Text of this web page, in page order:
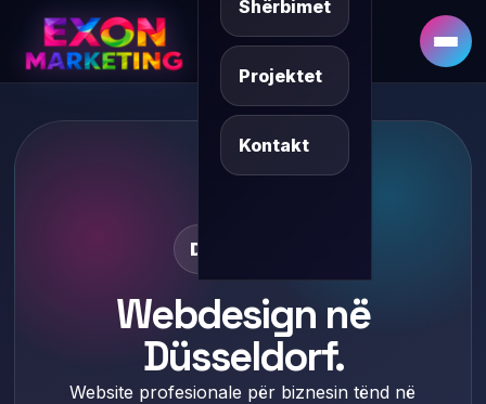
Shërbimet
Projektet
Kontakt
DE SQ/XK
Düsseldorf
Webdesign në
Düsseldorf.
Website profesionale për biznesin tënd në